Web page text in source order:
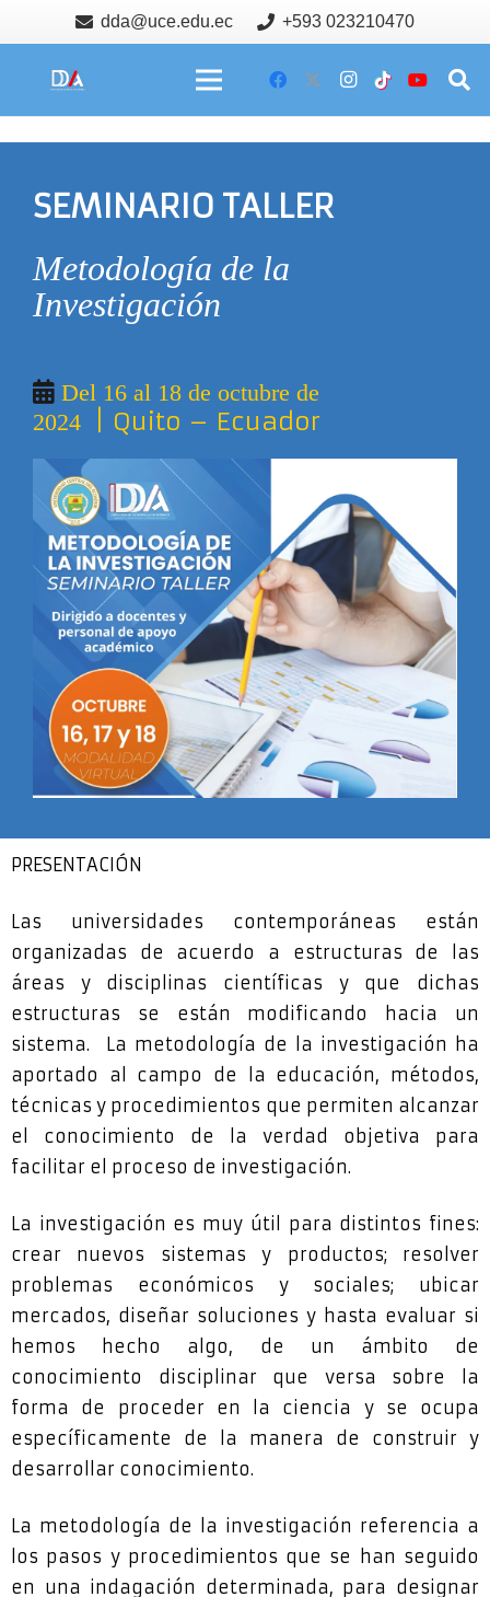
dda@uce.edu.ec +593 023210470
SEMINARIO TALLER
Metodología de la
Investigación
Del 16 al 18 de octubre de
2024
| Quito – Ecuador
PRESENTACIÓN
Las universidades contemporáneas están
organizadas de acuerdo a estructuras de las
áreas y disciplinas científicas y que dichas
estructuras se están modificando hacia un
sistema. La metodología de la investigación ha
aportado al campo de la educación, métodos,
técnicas y procedimientos que permiten alcanzar
el conocimiento de la verdad objetiva para
facilitar el proceso de investigación.
La investigación es muy útil para distintos fines:
crear nuevos sistemas y productos; resolver
problemas económicos y sociales; ubicar
mercados, diseñar soluciones y hasta evaluar si
hemos hecho algo, de un ámbito de
conocimiento disciplinar que versa sobre la
forma de proceder en la ciencia y se ocupa
específicamente de la manera de construir y
desarrollar conocimiento.
La metodología de la investigación referencia a
los pasos y procedimientos que se han seguido
en una indagación determinada, para designar